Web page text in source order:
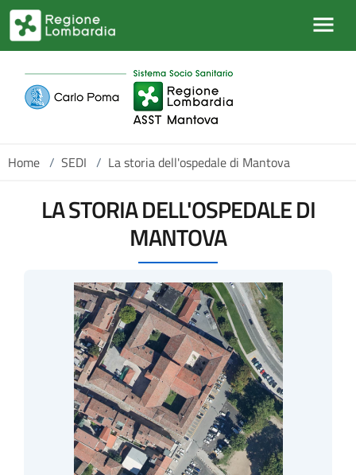
Salta al contenuto principale
Home / SEDI / La storia dell'ospedale di Mantova
LA STORIA DELL'OSPEDALE DI
MANTOVA